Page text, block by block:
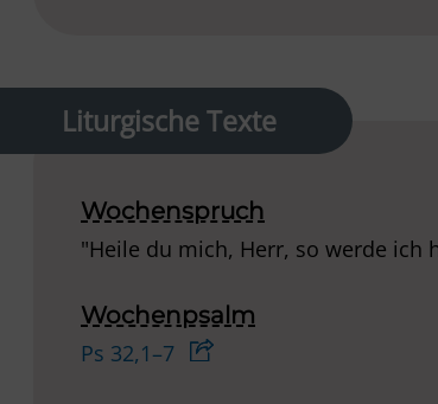
Liturgische Texte
Wochenspruch
"Heile du mich, Herr, so werde
Wochenpsalm
Ps 32,1–7